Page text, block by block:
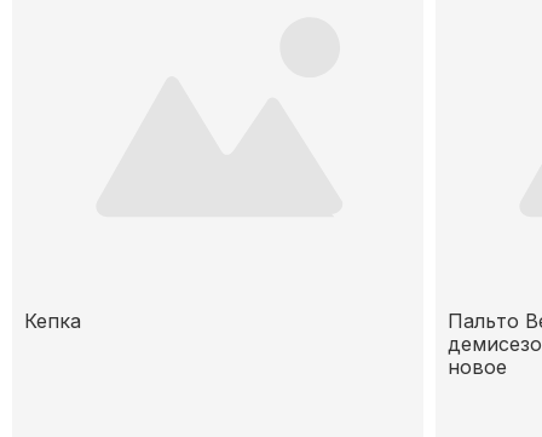
Кепка
Пальто
новое